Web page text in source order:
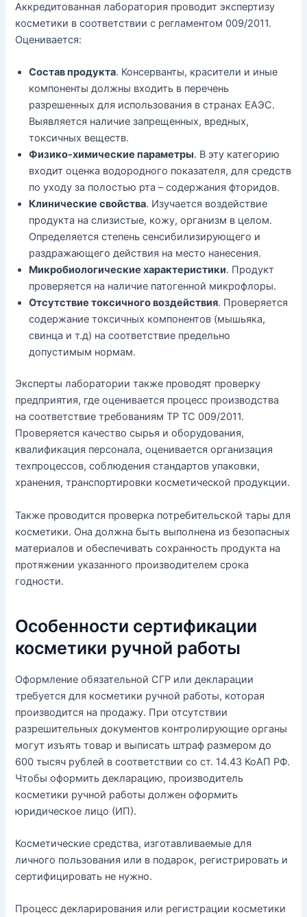
Аккредитованная лаборатория проводит экспертизу
косметики в соответствии с регламентом 009/2011.
Оценивается:
Состав продукта. Консерванты, красители и иные
компоненты должны входить в перечень
разрешенных для использования в странах ЕАЭС.
Выявляется наличие запрещенных, вредных,
токсичных веществ.
Физико-химические параметры. В эту категорию
входит оценка водородного показателя, для средств
по уходу за полостью рта – содержания фторидов.
Клинические свойства. Изучается воздействие
продукта на слизистые, кожу, организм в целом.
Определяется степень сенсибилизирующего и
раздражающего действия на место нанесения.
Микробиологические характеристики. Продукт
проверяется на наличие патогенной микрофлоры.
Отсутствие токсичного воздействия. Проверяется
содержание токсичных компонентов (мышьяка,
свинца и т.д) на соответствие предельно
допустимым нормам.
Эксперты лаборатории также проводят проверку
предприятия, где оценивается процесс производства
на соответствие требованиям ТР ТС 009/2011.
Проверяется качество сырья и оборудования,
квалификация персонала, оценивается организация
техпроцессов, соблюдения стандартов упаковки,
хранения, транспортировки косметической продукции.
Также проводится проверка потребительской тары для
косметики. Она должна быть выполнена из безопасных
материалов и обеспечивать сохранность продукта на
протяжении указанного производителем срока
годности.
Особенности сертификации
косметики ручной работы
Оформление обязательной СГР или декларации
требуется для косметики ручной работы, которая
производится на продажу. При отсутствии
разрешительных документов контролирующие органы
могут изъять товар и выписать штраф размером до
600 тысяч рублей в соответствии со ст. 14.43 КоАП РФ.
Чтобы оформить декларацию, производитель
косметики ручной работы должен оформить
юридическое лицо (ИП).
Косметические средства, изготавливаемые для
личного пользования или в подарок, регистрировать и
сертифицировать не нужно.
Процесс декларирования или регистрации косметики